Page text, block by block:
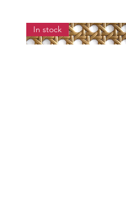
In stock